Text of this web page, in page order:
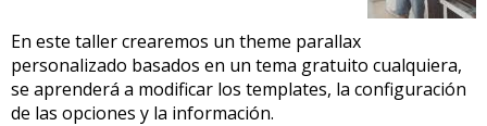
En este taller crearemos un theme parallax
personalizado basados en un tema gratuito cualquiera,
se aprenderá a modificar los templates, la configuración
de las opciones y la información.